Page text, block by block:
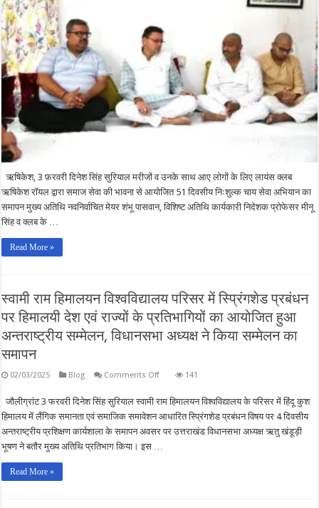
दिनों
तक
आयोजित
चाय
अभियान
नवनिर्वाचित
मेयर
शंभू
पासवान
ने
ऋषिकेश, 3 फ़रवरी दिनेश सिंह सुरियाल मरीजों व उनके साथ आए लोगों के लिए लायंस क्लब
ऋषिकेश रॉयल द्वारा समाज सेवा की भावना से आयोजित 51 दिवसीय निःशुल्क चाय सेवा अभियान का
समापन मुख्य अतिथि नवनिर्वाचित मेयर शंभू पासवान, विशिष्ट अतिथि कार्यकारी निदेशक प्रोफेसर मीनू
सिंह व क्लब के …
Read More »
स्वामी राम हिमालयन विश्वविद्यालय परिसर में स्प्रिंगशेड प्रबंधन
पर हिमालयी देश एवं राज्यों के प्रतिभागियों का आयोजित हुआ
अन्तराष्ट्रीय सम्मेलन, विधानसभा अध्यक्ष ने किया सम्मेलन का
समापन
02/03/2025 Blog Comments Offon
हिमालयन
विश्वविद्यालय
परिसर
में
प्रबंधन
141
जौलीग्रांट 3 फरवरी दिनेश सिंह सुरियाल स्वामी राम हिमालयन विश्वविद्यालय के परिसर में हिंदू कुश
हिमालय में लैंगिक समानता एवं समाजिक समावेशन आधारित स्प्रिंगशेड प्रबंधन विषय पर 4 दिवसीय
अन्तराष्ट्रीय प्रशिक्षण कार्यशाला के समापन अवसर पर उत्तराखंड विधानसभा अध्यक्ष ऋतु खंडूड़ी
भूषण ने बतौर मुख्य अतिथि प्रतिभाग किया। इस …
Read More »